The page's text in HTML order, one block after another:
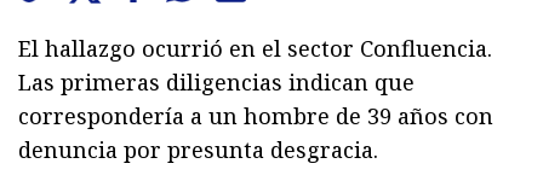
El hallazgo ocurrió en el sector Confluencia.
Las primeras diligencias indican que
correspondería a un hombre de 39 años con
denuncia por presunta desgracia.